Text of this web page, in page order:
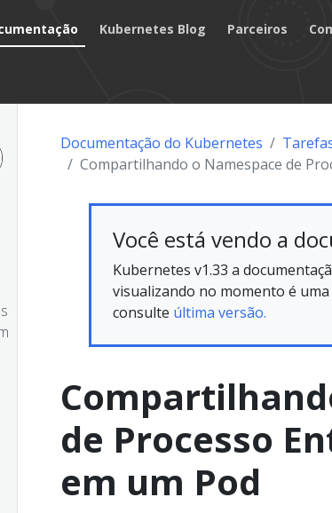
Kubernetes Blog Parceiros
Documentação do Kubernetes
Compartilhando o Namespace de
Você está vendo a
Kubernetes v1.33 a
visualizando no momento é
consulte última versão.
de Processo
em um Pod